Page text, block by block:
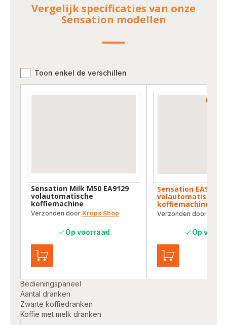
Vergelijk specificaties van onze
Sensation modellen
Toon enkel de verschillen
Toevoegen
aan
je
winkelwagen
Sensation
Milk
M50
Sensation Milk M50 EA9129
volautomatische
koffiemachine
Verzonden door Krups Shop
Op voorraad
Toevoegen
aan
Sensation EA910B
volautomatische
koffiemachine
Verzonden door
Op
Bedieningspaneel
Aantal dranken
Zwarte koffiedranken
Koffie met melk dranken